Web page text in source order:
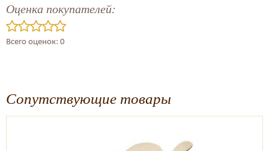
Оценка покупателей:
Всего оценок: 0
Сопутствующие товары